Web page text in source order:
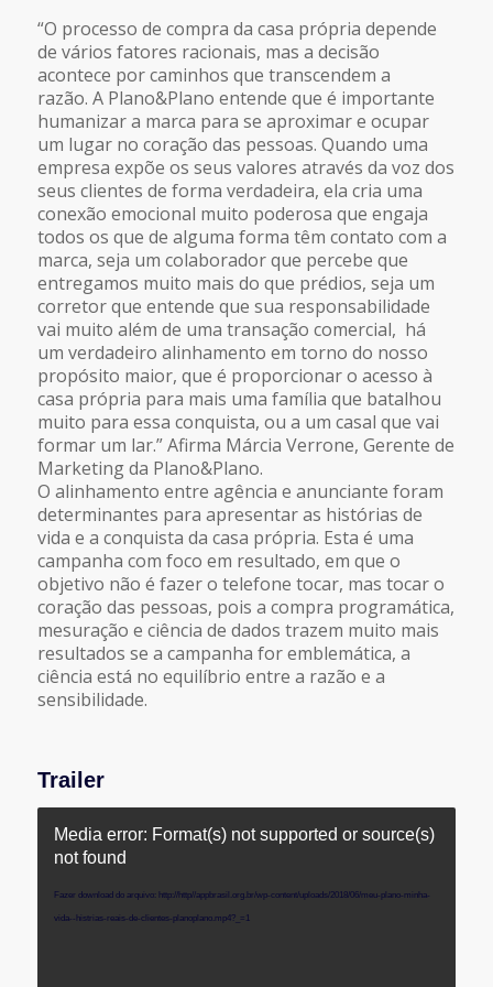
“O processo de compra da casa própria depende
de vários fatores racionais, mas a decisão
acontece por caminhos que transcendem a
razão. A Plano&Plano entende que é importante
humanizar a marca para se aproximar e ocupar
um lugar no coração das pessoas. Quando uma
empresa expõe os seus valores através da voz dos
seus clientes de forma verdadeira, ela cria uma
conexão emocional muito poderosa que engaja
todos os que de alguma forma têm contato com a
marca, seja um colaborador que percebe que
entregamos muito mais do que prédios, seja um
corretor que entende que sua responsabilidade
vai muito além de uma transação comercial, há
um verdadeiro alinhamento em torno do nosso
propósito maior, que é proporcionar o acesso à
casa própria para mais uma família que batalhou
muito para essa conquista, ou a um casal que vai
formar um lar.” Afirma Márcia Verrone, Gerente de
Marketing da Plano&Plano.
O alinhamento entre agência e anunciante foram
determinantes para apresentar as histórias de
vida e a conquista da casa própria. Esta é uma
campanha com foco em resultado, em que o
objetivo não é fazer o telefone tocar, mas tocar o
coração das pessoas, pois a compra programática,
mesuração e ciência de dados trazem muito mais
resultados se a campanha for emblemática, a
ciência está no equilíbrio entre a razão e a
sensibilidade.
Trailer
Media error: Format(s) not supported or source(s)
not found
Fazer download do arquivo: http://http//appbrasil.org.br/wp-content/uploads/2018/06/meu-plano-minha-
vida--histrias-reais-de-clientes-planoplano.mp4?_=1